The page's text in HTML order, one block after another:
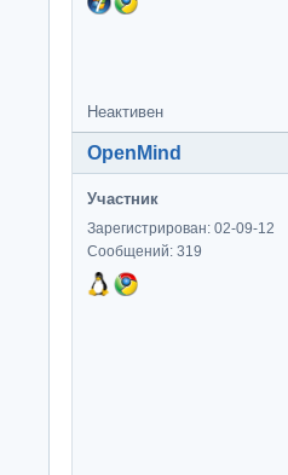
Неактивен
OpenMind
Участник
Зарегистрирован: 02-09-12
Сообщений: 319